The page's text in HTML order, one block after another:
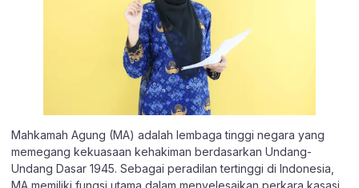
Mahkamah Agung (MA) adalah lembaga tinggi negara yang
memegang kekuasaan kehakiman berdasarkan Undang-
Undang Dasar 1945. Sebagai peradilan tertinggi di Indonesia,
MA memiliki fungsi utama dalam menyelesaikan perkara kasasi,